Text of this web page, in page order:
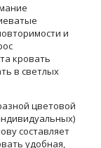
и
кровать
в светлых
цветовой
составляет
удобная,